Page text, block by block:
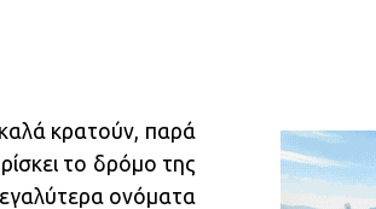
κρατούν, παρά
το δρόμο της
ονόματα